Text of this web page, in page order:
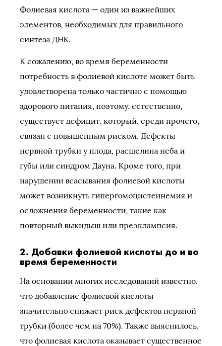
Фолиевая кислота — один из важнейших
элементов, необходимых для правильного
синтеза ДНК.
К сожалению, во время беременности
потребность в фолиевой кислоте может быть
удовлетворена только частично с помощью
здорового питания, поэтому, естественно,
существует дефицит, который, среди прочего,
связан с повышенным риском. Дефекты
нервной трубки у плода, расщелина неба и
губы или синдром Дауна. Кроме того, при
нарушении всасывания фолиевой кислоты
может возникнуть гипергомоцистеинемия и
осложнения беременности, такие как
повторный выкидыш или преэклампсия.
2. Добавки фолиевой кислоты до и во
время беременности
На основании многих исследований известно,
что добавление фолиевой кислоты
значительно снижает риск дефектов нервной
трубки (более чем на 70%). Также выяснилось,
что фолиевая кислота оказывает существенное